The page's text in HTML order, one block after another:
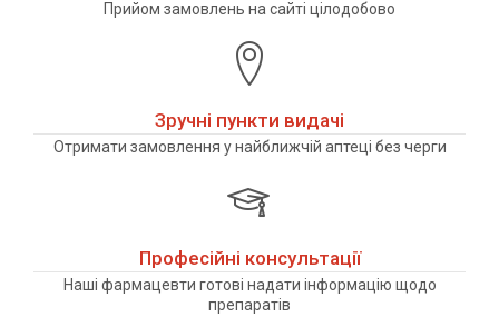
Прийом замовлень на сайті цілодобово
Зручні пункти видачі
Отримати замовлення у найближчій аптеці без черги
Професійні консультації
Наші фармацевти готові надати інформацію щодо
препаратів